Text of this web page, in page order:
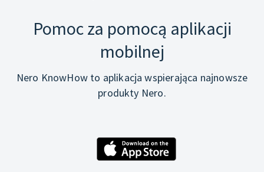
Pomoc za pomocą aplikacji
mobilnej
Nero KnowHow to aplikacja wspierająca najnowsze
produkty Nero.